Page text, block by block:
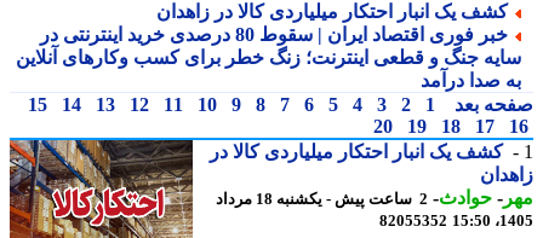
کشف یک انبار احتکار میلیاردی کالا در زاهدان
خبر فوری اقتصاد ایران | سقوط 80 درصدی خرید اینترنتی در
جنگ و قطعی اینترنت؛ زنگ خطر برای کسب وکارهای آنلاین
صدا درآمد
بعد
1
2
3
4
5
6
7
8
9
10
11
12
13
14
15
17
18
19
20
کشف یک انبار احتکار میلیاردی کالا در
-حوادث -
2 ساعت پیش - یکشنبه 18 مرداد
82055352